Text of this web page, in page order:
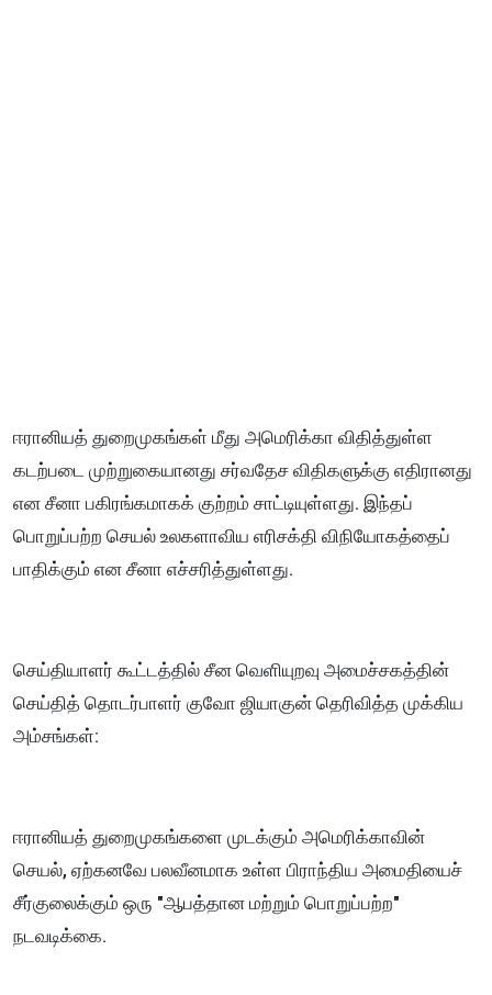
ஈரானியத் துறைமுகங்கள் மீது அமெரிக்கா விதித்துள்ள
கடற்படை முற்றுகையானது சர்வதேச விதிகளுக்கு எதிரானது
என சீனா பகிரங்கமாகக் குற்றம் சாட்டியுள்ளது. இந்தப்
பொறுப்பற்ற செயல் உலகளாவிய எரிசக்தி விநியோகத்தைப்
பாதிக்கும் என சீனா எச்சரித்துள்ளது.
செய்தியாளர் கூட்டத்தில் சீன வெளியுறவு அமைச்சகத்தின்
செய்தித் தொடர்பாளர் குவோ ஜியாகுன் தெரிவித்த முக்கிய
அம்சங்கள்:
ஈரானியத் துறைமுகங்களை முடக்கும் அமெரிக்காவின்
செயல், ஏற்கனவே பலவீனமாக உள்ள பிராந்திய அமைதியைச்
சீர்குலைக்கும் ஒரு "ஆபத்தான மற்றும் பொறுப்பற்ற"
நடவடிக்கை.